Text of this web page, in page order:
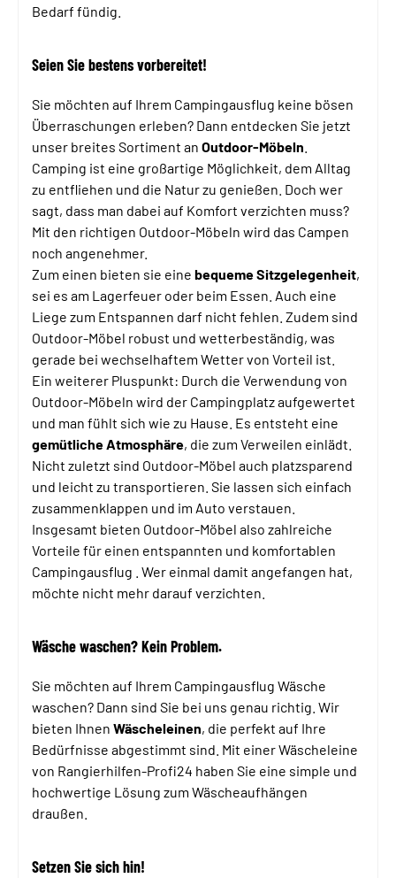
Bedarf fündig.
Seien Sie bestens vorbereitet!
Sie möchten auf Ihrem Campingausflug keine bösen
Überraschungen erleben? Dann entdecken Sie jetzt
unser breites Sortiment an Outdoor-Möbeln
Camping ist eine großartige Möglichkeit, dem Alltag
zu entfliehen und die Natur zu genießen. Doch wer
sagt, dass man dabei auf Komfort verzichten muss?
Mit den richtigen Outdoor-Möbeln wird das Campen
noch angenehmer.
Zum einen bieten sie eine bequeme Sitzgelegenheit,
sei es am Lagerfeuer oder beim Essen. Auch eine
Liege zum Entspannen darf nicht fehlen. Zudem sind
Outdoor-Möbel robust und wetterbeständig, was
gerade bei wechselhaftem Wetter von Vorteil ist.
Ein weiterer Pluspunkt: Durch die Verwendung von
Outdoor-Möbeln wird der Campingplatz aufgewertet
und man fühlt sich wie zu Hause. Es entsteht eine
gemütliche Atmosphäre, die zum Verweilen einlädt.
Nicht zuletzt sind Outdoor-Möbel auch platzsparend
und leicht zu transportieren. Sie lassen sich einfach
zusammenklappen und im Auto verstauen.
Insgesamt bieten Outdoor-Möbel also zahlreiche
Vorteile für einen entspannten und komfortablen
Campingausflug . Wer einmal damit angefangen hat,
möchte nicht mehr darauf verzichten.
Wäsche waschen? Kein Problem.
Sie möchten auf Ihrem Campingausflug Wäsche
waschen? Dann sind Sie bei uns genau richtig. Wir
bieten Ihnen Wäscheleinen, die perfekt auf Ihre
Bedürfnisse abgestimmt sind. Mit einer Wäscheleine
von Rangierhilfen-Profi24 haben Sie eine simple und
hochwertige Lösung zum Wäscheaufhängen
draußen.
Setzen Sie sich hin!